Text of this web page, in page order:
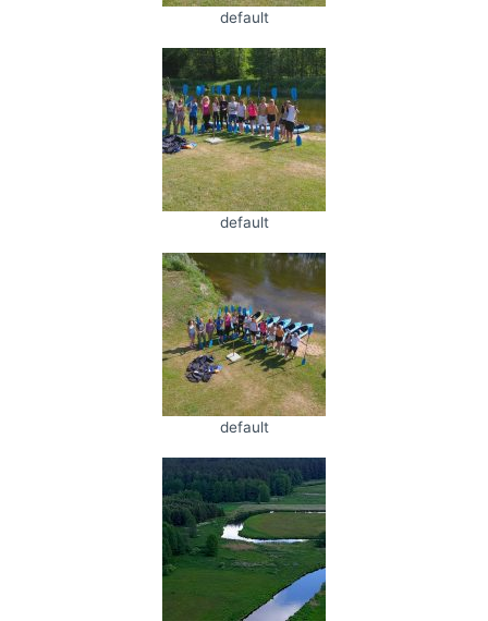
default
default
default